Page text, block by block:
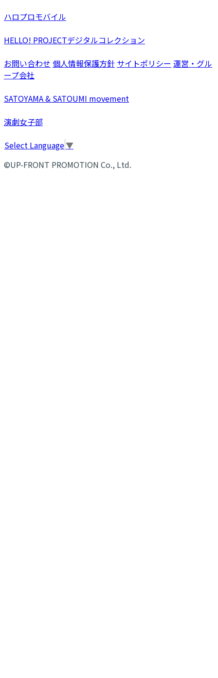
ハロプロモバイル
HELLO! PROJECTデジタルコレクション
お問い合わせ 個人情報保護方針 サイトポリシー 運営・グル
ープ会社
SATOYAMA & SATOUMI movement
演劇女子部
Select Language▼
©UP-FRONT PROMOTION Co., Ltd.